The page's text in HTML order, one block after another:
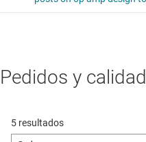
Pedidos y calidad